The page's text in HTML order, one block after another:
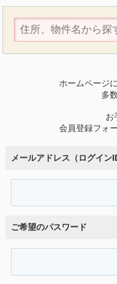
ホームページ
多
お
会員登録フォ
メールアドレス（ログイン
ご希望のパスワード